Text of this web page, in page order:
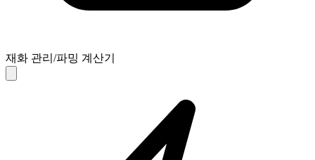
재화 관리/파밍 계산기